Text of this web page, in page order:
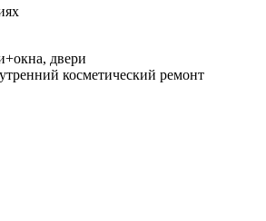
двери
косметический ремонт